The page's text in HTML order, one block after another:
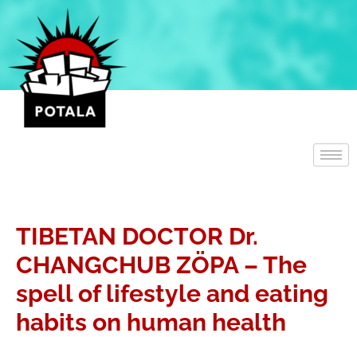
Přeskočit
obsah
TIBETAN DOCTOR Dr.
CHANGCHUB ZÖPA – The
spell of lifestyle and eating
habits on human health